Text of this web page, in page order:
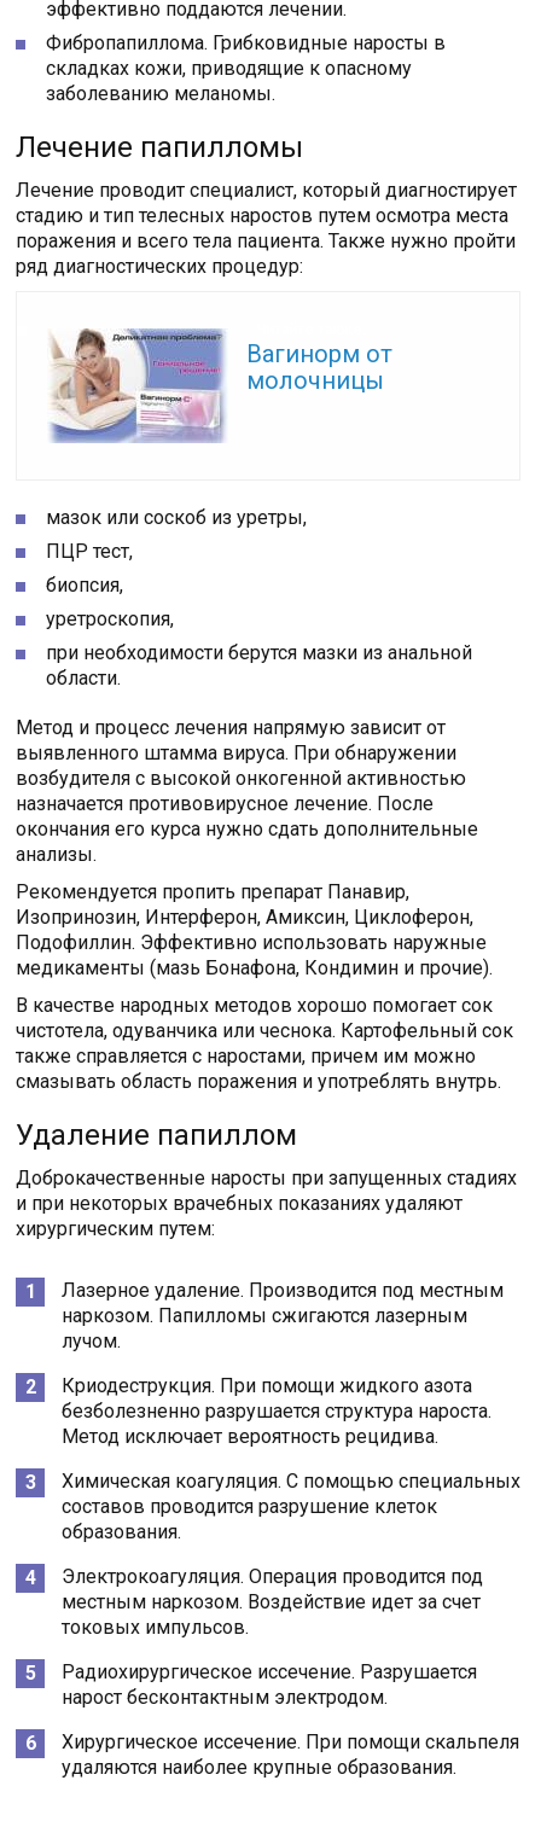
эффективно поддаются лечении.
Фибропапиллома. Грибковидные наросты в
складках кожи, приводящие к опасному
заболеванию меланомы.
Лечение папилломы
Лечение проводит специалист, который диагностирует
стадию и тип телесных наростов путем осмотра места
поражения и всего тела пациента. Также нужно пройти
ряд диагностических процедур:
Вагинорм от
молочницы
мазок или соскоб из уретры,
ПЦР тест,
биопсия,
уретроскопия,
при необходимости берутся мазки из анальной
области.
Метод и процесс лечения напрямую зависит от
выявленного штамма вируса. При обнаружении
возбудителя с высокой онкогенной активностью
назначается противовирусное лечение. После
окончания его курса нужно сдать дополнительные
анализы.
Рекомендуется пропить препарат Панавир,
Изопринозин, Интерферон, Амиксин, Циклоферон,
Подофиллин. Эффективно использовать наружные
медикаменты (мазь Бонафона, Кондимин и прочие).
В качестве народных методов хорошо помогает сок
чистотела, одуванчика или чеснока. Картофельный сок
также справляется с наростами, причем им можно
смазывать область поражения и употреблять внутрь.
Удаление папиллом
Доброкачественные наросты при запущенных стадиях
и при некоторых врачебных показаниях удаляют
хирургическим путем:
Лазерное удаление. Производится под местным
наркозом. Папилломы сжигаются лазерным
лучом.
Криодеструкция. При помощи жидкого азота
безболезненно разрушается структура нароста.
Метод исключает вероятность рецидива.
Химическая коагуляция. С помощью специальных
составов проводится разрушение клеток
образования.
Электрокоагуляция. Операция проводится под
местным наркозом. Воздействие идет за счет
токовых импульсов.
Радиохирургическое иссечение. Разрушается
нарост бесконтактным электродом.
Хирургическое иссечение. При помощи скальпеля
удаляются наиболее крупные образования.